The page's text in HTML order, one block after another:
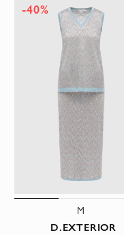
-40%
M
D.EXTERIOR